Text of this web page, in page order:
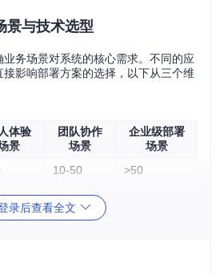
景与技术选型
务场景对系统的核心需求。不同的应
接影响部署方案的选择，以下从三个维
体验
景
团队协作
场景
企业级部署
场景
10-50
>50
<1GB
每日1-10G
B
录后查看全文